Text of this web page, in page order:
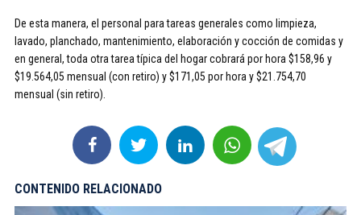
De esta manera, el personal para tareas generales como limpieza,
lavado, planchado, mantenimiento, elaboración y cocción de comidas y
en general, toda otra tarea típica del hogar cobrará por hora $158,96 y
$19.564,05 mensual (con retiro) y $171,05 por hora y $21.754,70
mensual (sin retiro).
CONTENIDO RELACIONADO